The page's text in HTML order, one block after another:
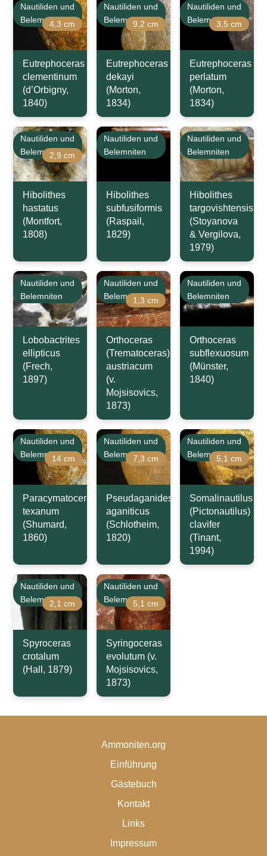
Nautiliden und
Belemniten4,3 cm
Eutrephoceras
clementinum
(d’Orbigny,
1840)
Nautiliden und
Belemniten9,2 cm
Eutrephoceras
dekayi
(Morton,
1834)
Nautiliden und
Belemniten3,5 cm
Eutrephoceras
perlatum
(Morton,
1834)
Nautiliden und
Belemniten2,9 cm
Hibolithes
hastatus
(Montfort,
1808)
Nautiliden und
Belemniten
Hibolithes
subfusiformis
(Raspail,
1829)
Nautiliden und
Belemniten
Hibolithes
targovishtensis
(Stoyanova
& Vergilova,
1979)
Nautiliden und
Belemniten
Lobobactrites
ellipticus
(Frech,
1897)
Nautiliden und
Belemniten1,3 cm
Orthoceras
(Trematoceras)
austriacum
(v.
Mojsisovics,
1873)
Nautiliden und
Belemniten
Orthoceras
subflexuosum
(Münster,
1840)
Nautiliden und
Belemniten14 cm
Paracymatoceras
texanum
(Shumard,
1860)
Nautiliden und
Belemniten7,3 cm
Pseudaganides
aganiticus
(Schlotheim,
1820)
Nautiliden und
Belemniten5,1 cm
Somalinautilus
(Pictonautilus)
clavifer
(Tinant,
1994)
Nautiliden und
Belemniten2,1 cm
Spyroceras
crotalum
(Hall, 1879)
Nautiliden und
Belemniten5,1 cm
Syringoceras
evolutum (v.
Mojsisovics,
1873)
Ammoniten.org
Einführung
Gästebuch
Kontakt
Links
Impressum